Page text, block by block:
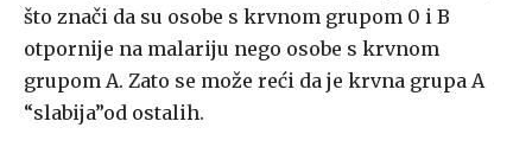
što znači da su osobe s krvnom grupom 0 i B
otpornije na malariju nego osobe s krvnom
grupom A. Zato se može reći da je krvna grupa A
“slabija”od ostalih.